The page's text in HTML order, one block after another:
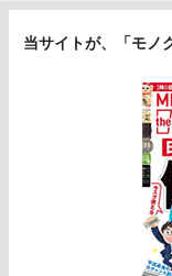
当サイトが、「モノ